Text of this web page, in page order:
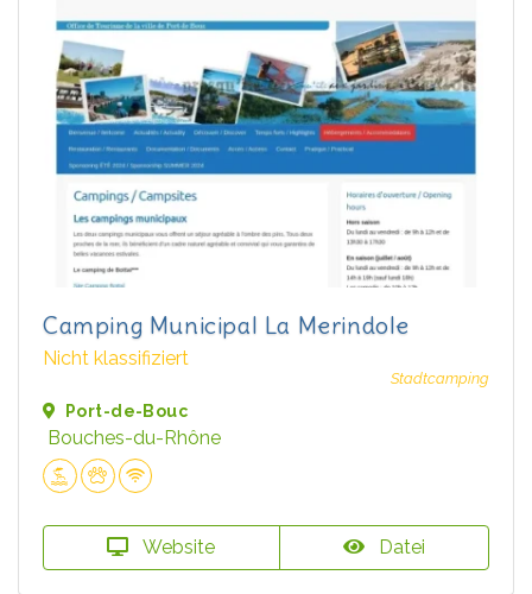
Camping Municipal La Merindole
Nicht klassifiziert
Stadtcamping
Port-de-Bouc
Bouches-du-Rhône
Website Datei